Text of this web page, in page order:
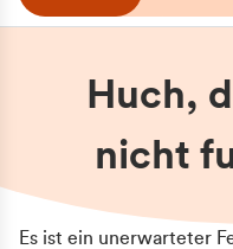
Huch,
nicht
Es ist ein unerwarteter